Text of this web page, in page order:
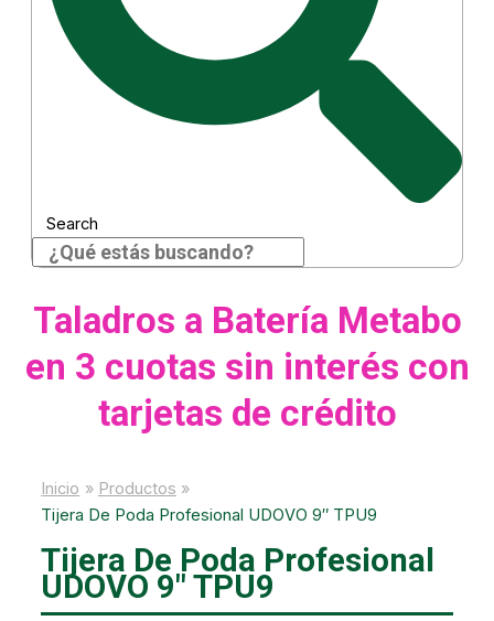
Search
Taladros a Batería Metabo
en 3 cuotas sin interés con
tarjetas de crédito
Inicio
Productos
Tijera De Poda Profesional UDOVO 9″ TPU9
Tijera De Poda Profesional
UDOVO 9″ TPU9